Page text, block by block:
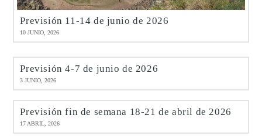
Previsión 11-14 de junio de 2026
10 JUNIO, 2026
Previsión 4-7 de junio de 2026
3 JUNIO, 2026
Previsión fin de semana 18-21 de abril de 2026
17 ABRIL, 2026